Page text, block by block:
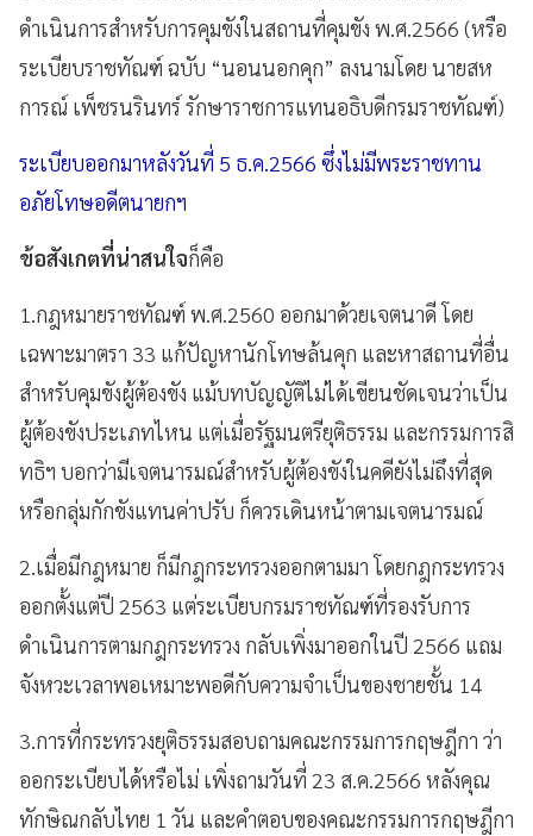
ดำเนินการสำหรับการคุมขังในสถานที่คุมขัง พ.ศ.2566 (หรือ
ระเบียบราชทัณฑ์ ฉบับ “นอนนอกคุก” ลงนามโดย นายสห
การณ์​ เพ็ชรนรินทร์ รักษาราชการแทนอธิบดีกรมราชทัณฑ์)
ระเบียบออกมาหลังวันที่ 5 ธ.ค.2566 ซึ่งไม่มีพระราชทาน
อภัยโทษอดีตนายกฯ
ข้อสังเกตที่น่าสนใจก็คือ
1.กฎหมายราชทัณฑ์ พ.ศ.2560 ออกมาด้วยเจตนาดี โดย
เฉพาะมาตรา 33 แก้ปัญหานักโทษล้นคุก และหาสถานที่อื่น
สำหรับคุมขังผู้ต้องขัง แม้บทบัญญัติไม่ได้เขียนชัดเจนว่าเป็น
ผู้ต้องขังประเภทไหน แต่เมื่อรัฐมนตรียุติธรรม และกรรมการสิ
ทธิฯ บอกว่ามีเจตนารมณ์สำหรับผู้ต้องขังในคดียังไม่ถึงที่สุด
หรือกลุ่มกักขังแทนค่าปรับ ก็ควรเดินหน้าตามเจตนารมณ์
2.เมื่อมีกฎหมาย ก็มีกฎกระทรวงออกตามมา โดยกฎกระทรวง
ออกตั้งแต่ปี 2563 แต่ระเบียบกรมราชทัณฑ์ที่รองรับการ
ดำเนินการตามกฎกระทรวง กลับเพิ่งมาออกในปี 2566 แถม
จังหวะเวลาพอเหมาะพอดีกับความจำเป็นของชายชั้น 14
3.การที่กระทรวงยุติธรรมสอบถามคณะกรรมการกฤษฎีกา ว่า
ออกระเบียบได้หรือไม่ เพิ่งถามวันที่ 23 ส.ค.2566 หลังคุณ
ทักษิณกลับไทย 1 วัน และคำตอบของคณะกรรมการกฤษฎีกา